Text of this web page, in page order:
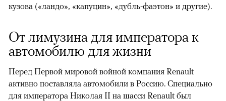
кузова («ландо», «капуцин», «дубль-фаэтон» и другие).
От лимузина для императора к
автомобилю для жизни
Перед Первой мировой войной компания Renault
активно поставляла автомобили в Россию. Специально
для императора Николая II на шасси Renault был